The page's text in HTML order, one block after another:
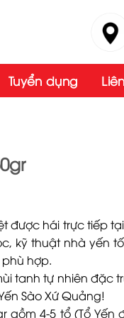
Tuyển dụng
được hái trực tiếp
kỹ thuật nhà yến
hợp.
tanh tự nhiên đặc
Sào Xứ Quảng!
gồm 4-5 tổ (Tổ